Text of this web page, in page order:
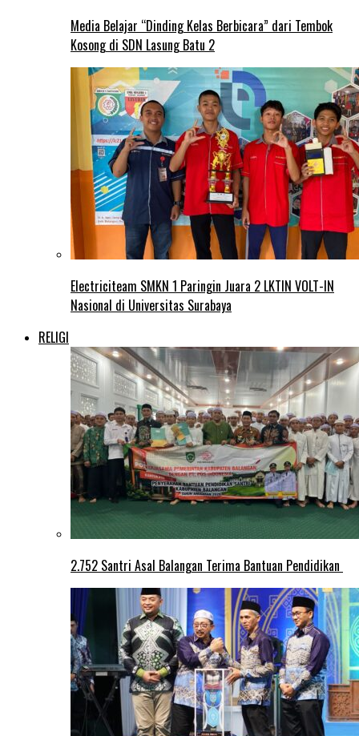
Media Belajar “Dinding Kelas Berbicara” dari Tembok
Kosong di SDN Lasung Batu 2
Electriciteam SMKN 1 Paringin Juara 2 LKTIN VOLT-IN
Nasional di Universitas Surabaya
RELIGI
2.752 Santri Asal Balangan Terima Bantuan Pendidikan